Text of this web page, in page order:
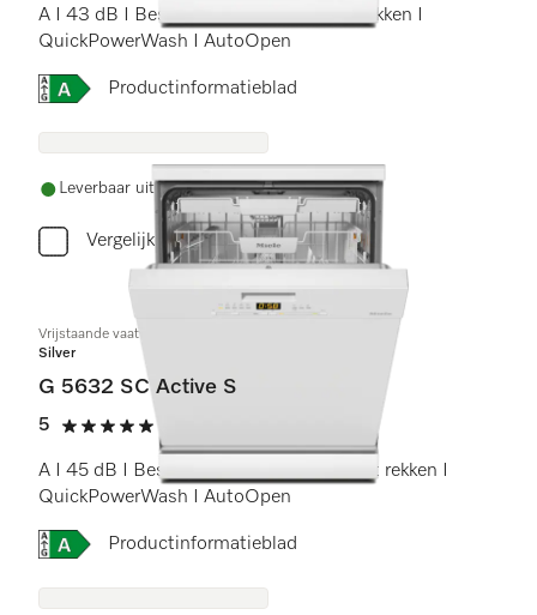
A I 43 dB I Besteklade I ExtraComfort rekken I
QuickPowerWash I AutoOpen
Online Label Flag, Energielabel
Productinformatieblad
Leverbaar uit voorraad met gratis levering
Vergelijken
Vrijstaande vaatwassers
Silver
G 5632 SC Active S
5
5 sterren op 5
A I 45 dB I Besteklade en -korf I Comfort rekken I
QuickPowerWash I AutoOpen
Online Label Flag, Energielabel
Productinformatieblad